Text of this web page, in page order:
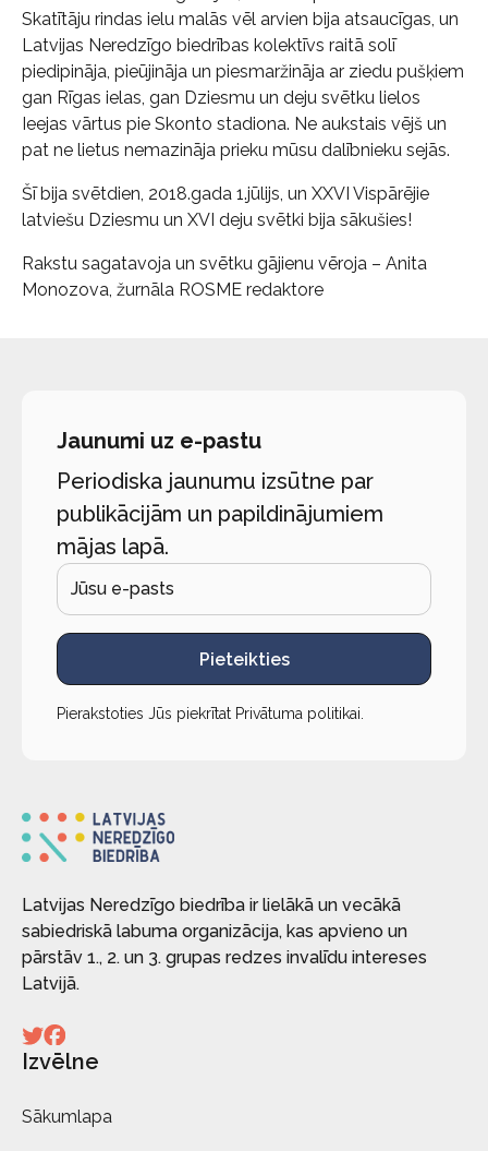
Skatītāju rindas ielu malās vēl arvien bija atsaucīgas, un
Latvijas Neredzīgo biedrības kolektīvs raitā solī
piedipināja, pieūjināja un piesmaržināja ar ziedu pušķiem
gan Rīgas ielas, gan Dziesmu un deju svētku lielos
Ieejas vārtus pie Skonto stadiona. Ne aukstais vējš un
pat ne lietus nemazināja prieku mūsu dalībnieku sejās.
Šī bija svētdien, 2018.gada 1.jūlijs, un XXVI Vispārējie
latviešu Dziesmu un XVI deju svētki bija sākušies!
Rakstu sagatavoja un svētku gājienu vēroja – Anita
Monozova, žurnāla ROSME redaktore
Jaunumi uz e-pastu
Periodiska jaunumu izsūtne par
publikācijām un papildinājumiem
mājas lapā.
Pieteikties
Pierakstoties Jūs piekrītat Privātuma politikai
Latvijas Neredzīgo biedrība ir lielākā un vecākā
sabiedriskā labuma organizācija, kas apvieno un
pārstāv 1., 2. un 3. grupas redzes invalīdu intereses
Latvijā.
Izvēlne
Sākumlapa